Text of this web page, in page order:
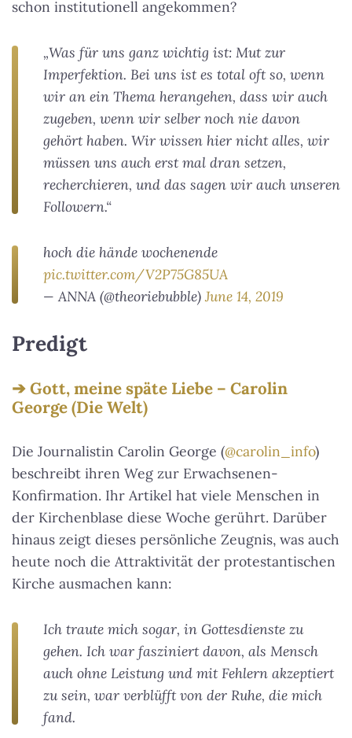
schon institutionell angekommen?
„Was für uns ganz wichtig ist: Mut zur
Imperfektion. Bei uns ist es total oft so, wenn
wir an ein Thema herangehen, dass wir auch
zugeben, wenn wir selber noch nie davon
gehört haben. Wir wissen hier nicht alles, wir
müssen uns auch erst mal dran setzen,
recherchieren, und das sagen wir auch unseren
Followern.“
hoch die hände wochenende
pic.twitter.com/V2P75G85UA
— ANNA (@theoriebubble)June 14, 2019
Predigt
Gott, meine späte Liebe – Carolin
George (Die Welt)
Die Journalistin Carolin George (@carolin_info)
beschreibt ihren Weg zur Erwachsenen-
Konfirmation. Ihr Artikel hat viele Menschen in
der Kirchenblase diese Woche gerührt. Darüber
hinaus zeigt dieses persönliche Zeugnis, was auch
heute noch die Attraktivität der protestantischen
Kirche ausmachen kann:
Ich traute mich sogar, in Gottesdienste zu
gehen. Ich war fasziniert davon, als Mensch
auch ohne Leistung und mit Fehlern akzeptiert
zu sein, war verblüfft von der Ruhe, die mich
fand.